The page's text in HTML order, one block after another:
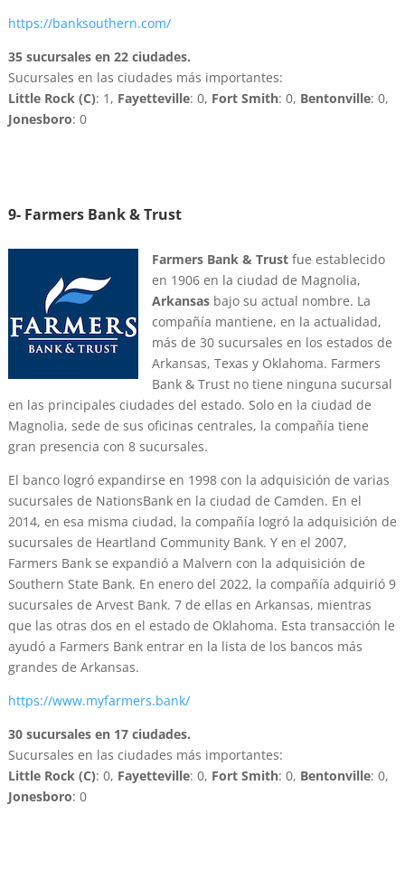
https://banksouthern.com/
35 sucursales en 22 ciudades.
Sucursales en las ciudades más importantes:
Little Rock (C): 1, Fayetteville: 0, Fort Smith: 0, Bentonville: 0,
Jonesboro: 0
9- Farmers Bank & Trust
Farmers Bank & Trustfue establecido
en 1906 en la ciudad de Magnolia,
Arkansasbajo su actual nombre. La
compañía mantiene, en la actualidad,
más de 30 sucursales en los estados de
Arkansas, Texas y Oklahoma. Farmers
Bank & Trust no tiene ninguna sucursal
en las principales ciudades del estado. Solo en la ciudad de
Magnolia, sede de sus oficinas centrales, la compañía tiene
gran presencia con 8 sucursales.
El banco logró expandirse en 1998 con la adquisición de varias
sucursales de NationsBank en la ciudad de Camden. En el
2014, en esa misma ciudad, la compañía logró la adquisición de
sucursales de Heartland Community Bank. Y en el 2007,
Farmers Bank se expandió a Malvern con la adquisición de
Southern State Bank. En enero del 2022, la compañía adquirió 9
sucursales de Arvest Bank. 7 de ellas en Arkansas, mientras
que las otras dos en el estado de Oklahoma. Esta transacción le
ayudó a Farmers Bank entrar en la lista de los bancos más
grandes de Arkansas.
https://www.myfarmers.bank/
30 sucursales en 17 ciudades.
Sucursales en las ciudades más importantes:
Little Rock (C): 0, Fayetteville: 0, Fort Smith: 0, Bentonville: 0,
Jonesboro: 0